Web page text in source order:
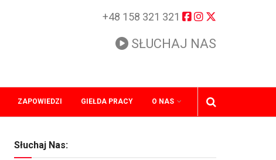
+48 158 321 321
SŁUCHAJ NAS
ZAPOWIEDZI GIEŁDA PRACY O NAS
Słuchaj Nas: